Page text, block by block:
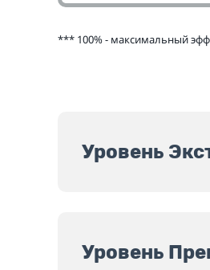
*** 100% - максимальный
Уровень
Уровень